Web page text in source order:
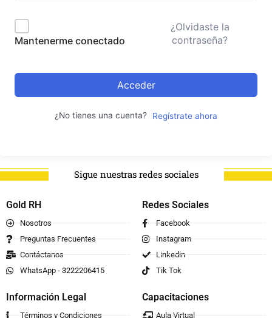
Mantenerme conectado
¿Olvidaste la
contraseña?
Acceder
¿No tienes una cuenta? Regístrate ahora
Sigue nuestras redes sociales
Gold RH
Nosotros
Preguntas Frecuentes
Contáctanos
WhatsApp - 3222206415
Redes Sociales
Facebook
Instagram
Linkedin
Tik Tok
Información Legal
Términos y Condiciones
Capacitaciones
Aula Virtual